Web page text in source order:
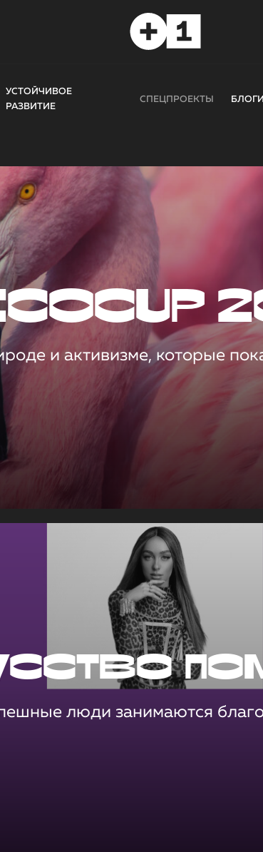
УСТОЙЧИВОЕ
РАЗВИТИЕ
СПЕЦПРОЕКТЫ БЛОГИ
и активизме, которые
люди занимаются